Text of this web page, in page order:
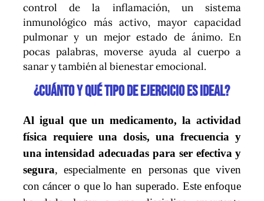
control de la inflamación, un sistema
inmunológico más activo, mayor capacidad
pulmonar y un mejor estado de ánimo. En
pocas palabras, moverse ayuda al cuerpo a
sanar y también al bienestar emocional.
¿Cuánto y qué tipo de ejercicio es ideal?
Al igual que un medicamento, la actividad
física requiere una dosis, una frecuencia y
una intensidad adecuadas para ser efectiva y
segura, especialmente en personas que viven
con cáncer o que lo han superado. Este enfoque